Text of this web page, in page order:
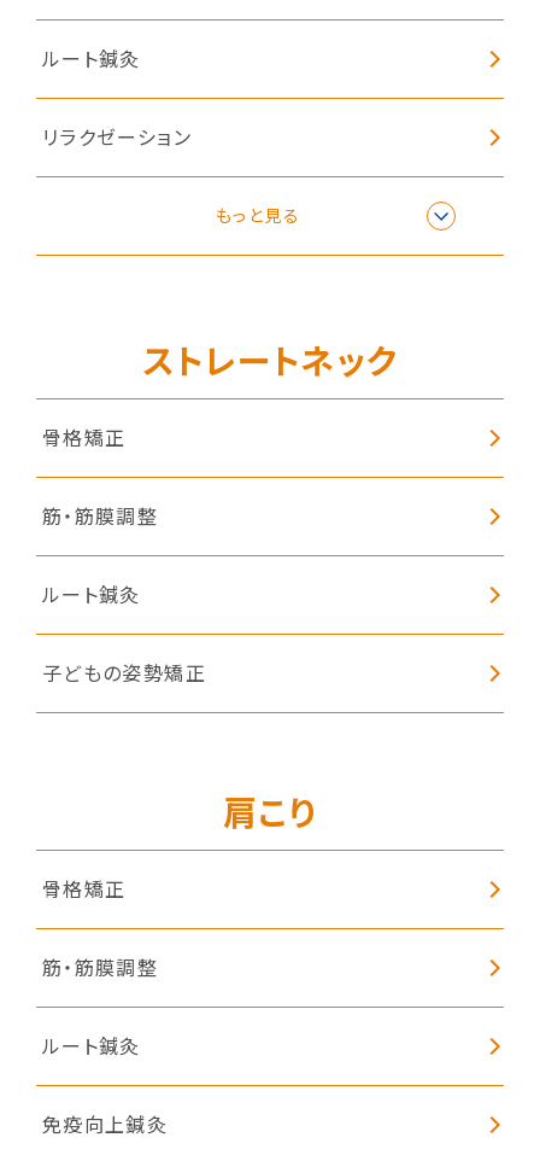
ルート鍼灸
リラクゼーション
もっと見る
ストレートネック
骨格矯正
筋・筋膜調整
ルート鍼灸
子どもの姿勢矯正
肩こり
骨格矯正
筋・筋膜調整
ルート鍼灸
免疫向上鍼灸